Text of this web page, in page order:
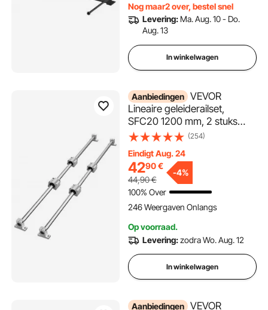
nauwkeurig stapelbuigen
Nog maar2 over, bestel snel
Levering: Ma. Aug. 10 - Do.
Aug. 13
In winkelwagen
Aanbiedingen VEVOR
Lineaire geleiderailset,
SFC20 1200 mm, 2 stuks
39,4 inch/1000 mm SFC20
glijblokken, 4 stuks
railsteunen, lineaire rails en
lagerset voor
geautomatiseerde machines,
CNC doe-het-zelfproject
(254)
Eindigt Aug. 24
4290€
44,90€
-4%
100% Over
246 Weergaven Onlangs
Op voorraad.
Levering:zodra Wo. Aug. 12
In winkelwagen
Aanbiedingen VEVOR